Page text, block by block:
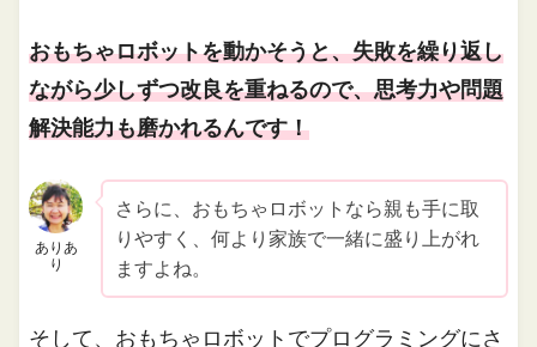
おもちゃロボットを動かそうと、失敗を繰り返し
ながら少しずつ改良を重ねるので、思考力や問題
解決能力も磨かれるんです！
ありあ
り
さらに、おもちゃロボットなら親も手に取
りやすく、何より家族で一緒に盛り上がれ
ますよね。
そして、おもちゃロボットでプログラミングにさ